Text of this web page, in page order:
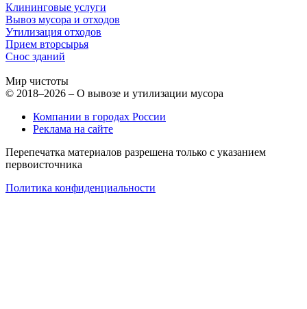
Клининговые услуги
Вывоз мусора и отходов
Утилизация отходов
Прием вторсырья
Снос зданий
Мир чистоты
© 2018–2026 – О вывозе и утилизации мусора
Компании в городах России
Реклама на сайте
Перепечатка материалов разрешена только с указанием
первоисточника
Политика конфиденциальности